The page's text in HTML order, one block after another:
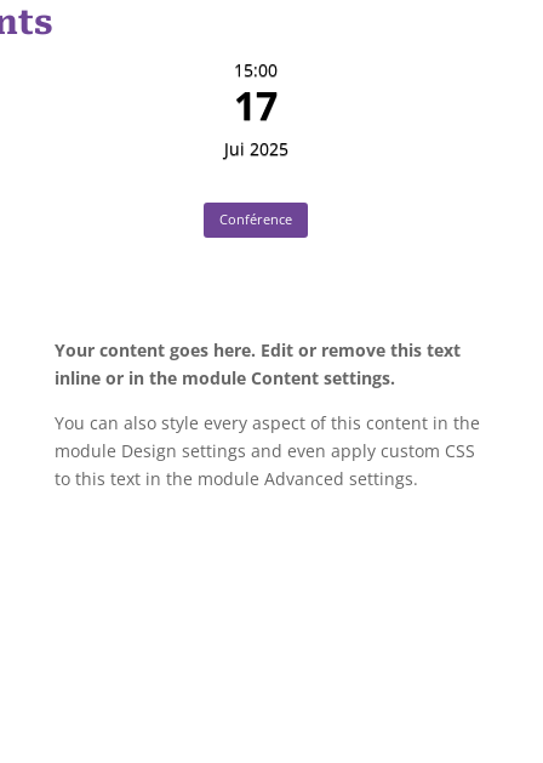
15:00
17
Jui 2025
Conférence
Your content goes here. Edit or remove this text
inline or in the module Content settings.
You can also style every aspect of this content in the
module Design settings and even apply custom CSS
to this text in the module Advanced settings.